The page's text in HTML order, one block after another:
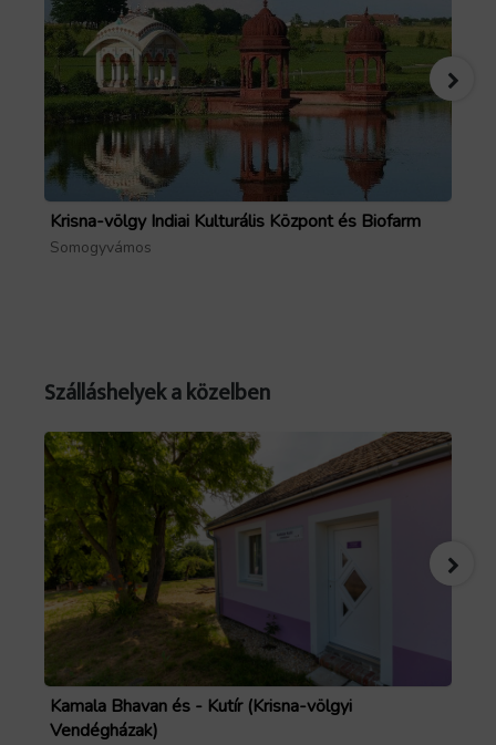
Krisna-völgy Indiai Kulturális Központ és Biofarm
Somogyvámos
Szálláshelyek a közelben
Kamala Bhavan és - Kutír (Krisna-völgyi
Vendégházak)